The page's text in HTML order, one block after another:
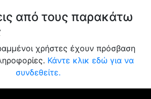
από τους παρακάτω
χρήστες έχουν πρόσβαση
Κάντε κλικ εδώ για να
συνδεθείτε.